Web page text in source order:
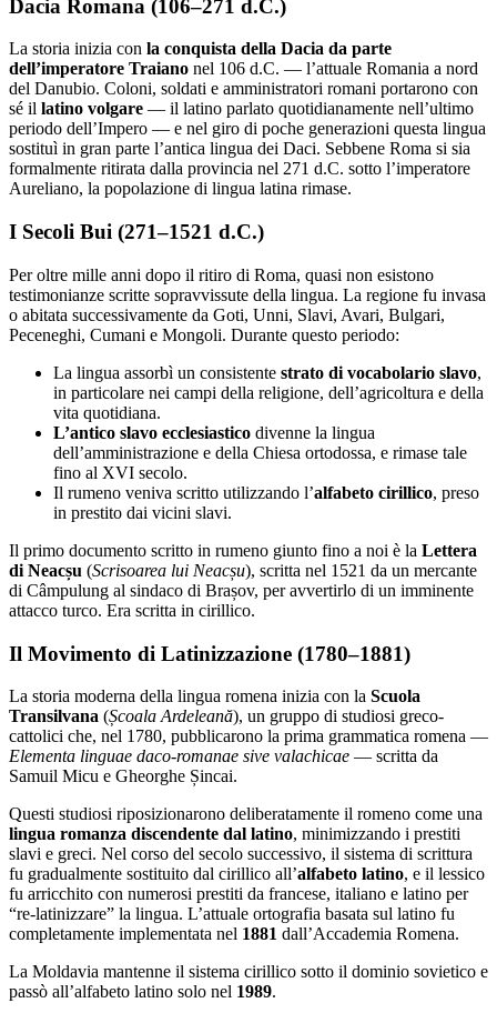
Dacia Romana (106–271 d.C.)
La storia inizia con la conquista della Dacia da parte
dell’imperatore Traiano nel 106 d.C. — l’attuale Romania a nord
del Danubio. Coloni, soldati e amministratori romani portarono con
sé il latino volgare — il latino parlato quotidianamente nell’ultimo
periodo dell’Impero — e nel giro di poche generazioni questa lingua
sostituì in gran parte l’antica lingua dei Daci. Sebbene Roma si sia
formalmente ritirata dalla provincia nel 271 d.C. sotto l’imperatore
Aureliano, la popolazione di lingua latina rimase.
I Secoli Bui (271–1521 d.C.)
Per oltre mille anni dopo il ritiro di Roma, quasi non esistono
testimonianze scritte sopravvissute della lingua. La regione fu invasa
o abitata successivamente da Goti, Unni, Slavi, Avari, Bulgari,
Peceneghi, Cumani e Mongoli. Durante questo periodo:
La lingua assorbì un consistente strato di vocabolario slavo,
in particolare nei campi della religione, dell’agricoltura e della
vita quotidiana.
L’antico slavo ecclesiastico divenne la lingua
dell’amministrazione e della Chiesa ortodossa, e rimase tale
fino al XVI secolo.
Il rumeno veniva scritto utilizzando l’alfabeto cirillico, preso
in prestito dai vicini slavi.
Il primo documento scritto in rumeno giunto fino a noi è la Lettera
di Neacșu (Scrisoarea lui Neacșu), scritta nel 1521 da un mercante
di Câmpulung al sindaco di Brașov, per avvertirlo di un imminente
attacco turco. Era scritta in cirillico.
Il Movimento di Latinizzazione (1780–1881)
La storia moderna della lingua romena inizia con la Scuola
Transilvana (Școala Ardeleană), un gruppo di studiosi greco-
cattolici che, nel 1780, pubblicarono la prima grammatica romena —
Elementa linguae daco-romanae sive valachicae — scritta da
Samuil Micu e Gheorghe Șincai.
Questi studiosi riposizionarono deliberatamente il romeno come una
lingua romanza discendente dal latino, minimizzando i prestiti
slavi e greci. Nel corso del secolo successivo, il sistema di scrittura
fu gradualmente sostituito dal cirillico all’alfabeto latino, e il lessico
fu arricchito con numerosi prestiti da francese, italiano e latino per
“re-latinizzare” la lingua. L’attuale ortografia basata sul latino fu
completamente implementata nel 1881 dall’Accademia Romena.
La Moldavia mantenne il sistema cirillico sotto il dominio sovietico e
passò all’alfabeto latino solo nel 1989.